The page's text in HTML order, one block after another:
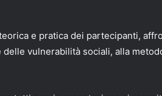
e pratica dei partecipanti,
delle vulnerabilità sociali, alla